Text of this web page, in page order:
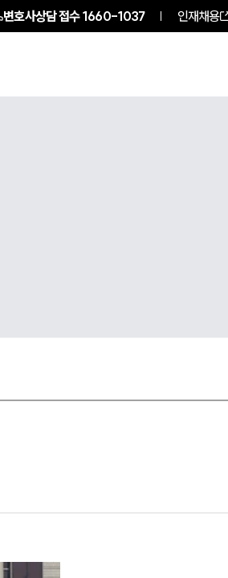
변호사상담 접수1660-1037 인재채용